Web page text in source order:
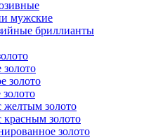
мужские
бриллианты
золото
желтым золото
красным золото
золото